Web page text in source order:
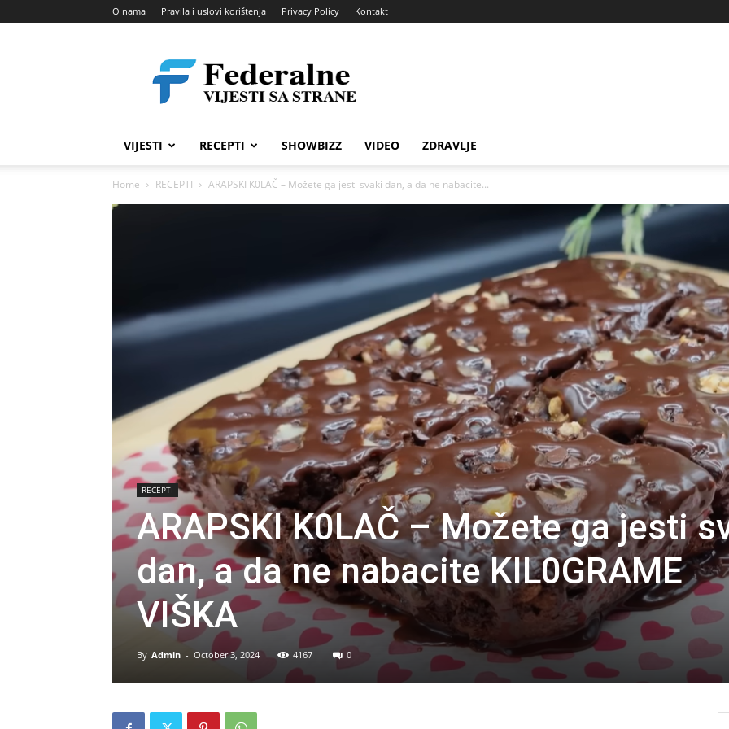
O nama Pravila i uslovi korištenja Privacy Policy Kontakt
vijesti
VIJESTI RECEPTI SHOWBIZZ VIDEO ZDRAVLJE
Home RECEPTI ARAPSKI K0LAČ – Možete ga jesti svaki dan, a da ne nabacite...
RECEPTI
ARAPSKI K0LAČ – Možete ga jesti
dan, a da ne nabacite KIL0GRAME
VIŠKA
By Admin - October 3, 2024 4167 0